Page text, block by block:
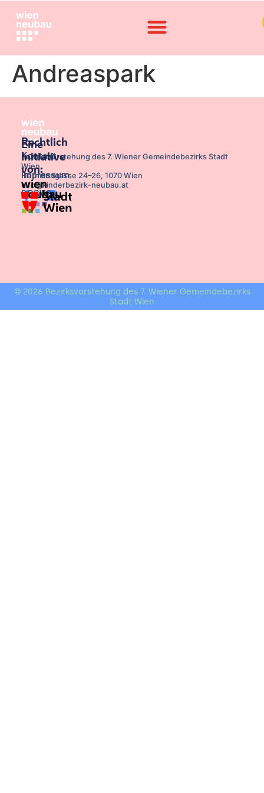
Andreaspark
Bezirksvorstehung des 7. Wiener Gemeindebezirks Stadt
Wien,
Hermanngasse 24–26, 1070 Wien
info@kinderbezirk-neubau.at
Rechtlich
Kontakt
Impressum
DSGVO
Eine
Initiative
von:
© 2026 Bezirksvorstehung des 7. Wiener Gemeindebezirks
Stadt Wien